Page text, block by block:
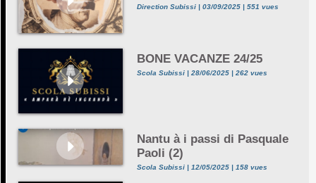
Direction Subissi | 03/09/2025 | 551 vues
BONE VACANZE 24/25
Scola Subissi | 28/06/2025 | 262 vues
Nantu à i passi di Pasquale
Paoli (2)
Scola Subissi | 12/05/2025 | 158 vues